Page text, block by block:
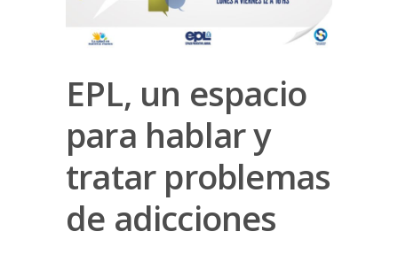
EPL, un espacio
para hablar y
tratar problemas
de adicciones